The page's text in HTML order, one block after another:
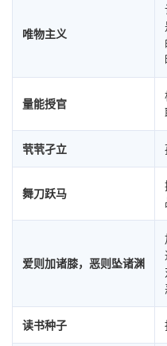
唯物主义
量能授官
茕茕孑立
舞刀跃马
爱则加诸膝，恶则坠诸渊
读书种子